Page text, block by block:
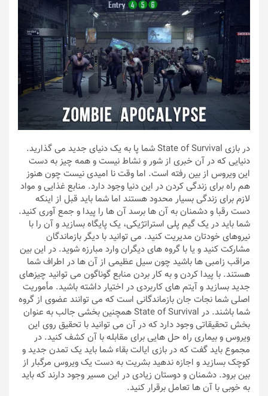
در بازی State of Survival شما پا به یک دنیای جدید می گذارید.
دنیایی که در آن خبری از شور و نشاط نیست و همه چیز به دست
این ویروس از بین رفته است. اما وقت نا امیدی نیست چون هنوز
هم راه برای زندگی کردن در این دنیا وجود دارد. منابع غذایی و مواد
لازم برای زندگی بسیار محدود هستند اما شما باید قبل از اینکه
دست رقبا و دشمنان به آن ها برسد آن ها را پیدا و جمع آوری کنید.
شما باید در یک گیم پلی استراتژیکی، یک پایگاه بسازید و آن را با
نیروهای خودتان مدیریت کنید. می توانید با دیگر بازماندگان
مشارکت کنید و یا با گروه های دیگران وارد مبارزه شوید. در این بین
مراقب زامبی ها باشید چون سیل عظیمی از آن ها در اطراف شما
هستند. با پیدا کردن و به کار بردن منابع گوناگون می توانید چیزهای
جدید بسازید و آیتم های کاربردی در اختیار داشته باشید. مأموریت
اصلی شما نجات جان بازماندگانی است که می توانند عضوی از گروه
شما باشند. در State of Survival همچنین بخشی جالب به عنوان
بخش تحقیقاتی وجود دارد که در آن می توانید با تحقیق روی این
ویروس و بیماری راه حل هایی برای مقابله با آن کشف کنید. در
مجموع باید گفت که در بازی ایالت بقاء شما باید یک تمدن جدید و
کوچک بسازید و اجازه ندهید بشریت به دست یک ویروس مرگبار از
بین برود. دشمنان و دوستان زیادی در این مسیر وجود دارند که باید
به خوبی با آن ها تعامل برقرار کنید.